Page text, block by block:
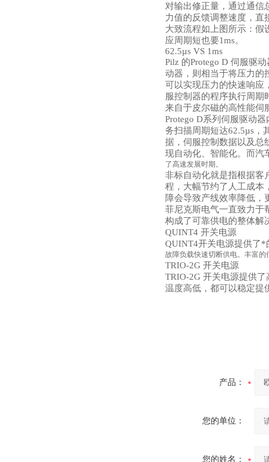
对输出修正量，通过通信
力值的反馈调整速度，直
大致流程如上图所示：假
应周期短也要1ms。
62.5µs VS 1ms
Pilz 的Protego D 伺服驱
动器，则相当于将压力的
可以实现压力的快速响应
服控制器的程序执行周
来自于皮尔磁的高性能伺
Protego D系列伺服驱动
务扫描周期短达62.5µs，
据，伺服控制数据以及总
现自动化、智能化。而汽
了高速发展时期。
非标自动化就是指根据客
程，大幅节约了人工成本
障会导致产线效率降低，
菲尼克斯电气一直致力于
构成了可靠供电的整体解
QUINT4 开关电源
QUINT4开关电源提供了*
故障负载快速切断供电。丰富
TRIO-2G 开关电源
TRIO-2G 开关电源提供
温度高低，都可以稳定提
产品：
您的单位：
您的姓名：